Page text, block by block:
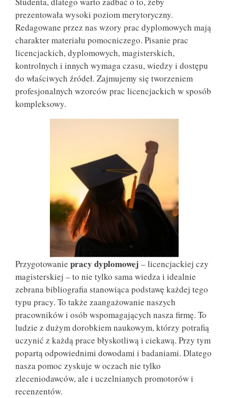
prezentowała wysoki poziom merytoryczny.
Redagowane przez nas wzory prac dyplomowych mają
charakter materiału pomocniczego. Pisanie prac
licencjackich, dyplomowych, magisterskich,
kontrolnych i innych wymaga czasu, wiedzy i dostępu
do właściwych źródeł. Zajmujemy się tworzeniem
profesjonalnych wzorców prac licencjackich w sposób
kompleksowy.
Przygotowanie pracy dyplomowej – licencjackiej czy
magisterskiej – to nie tylko sama wiedza i idealnie
zebrana bibliografia stanowiąca podstawę każdej tego
typu pracy. To także zaangażowanie naszych
pracowników i osób wspomagających nasza firmę. To
ludzie z dużym dorobkiem naukowym, którzy potrafią
uczynić z każdą prace błyskotliwą i ciekawą. Przy tym
popartą odpowiednimi dowodami i badaniami. Dlatego
nasza pomoc zyskuje w oczach nie tylko
zleceniodawców, ale i uczelnianych promotorów i
recenzentów.